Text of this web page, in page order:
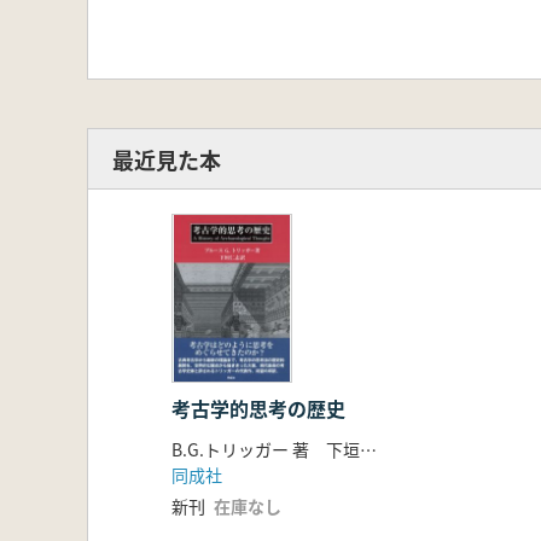
最近見た本
考古学的思考の歴史
B.G.トリッガー 著 下垣仁志 訳
同成社
新刊 在庫なし